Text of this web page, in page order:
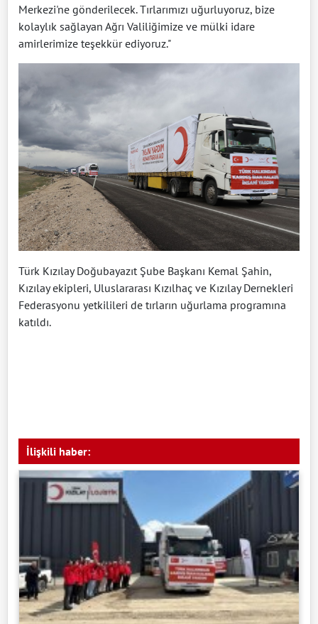
Merkezi'ne gönderilecek. Tırlarımızı uğurluyoruz, bize
kolaylık sağlayan Ağrı Valiliğimize ve mülki idare
amirlerimize teşekkür ediyoruz."
Türk Kızılay Doğubayazıt Şube Başkanı Kemal Şahin,
Kızılay ekipleri, Uluslararası Kızılhaç ve Kızılay Dernekleri
Federasyonu yetkilileri de tırların uğurlama programına
katıldı.
İlişkili haber: